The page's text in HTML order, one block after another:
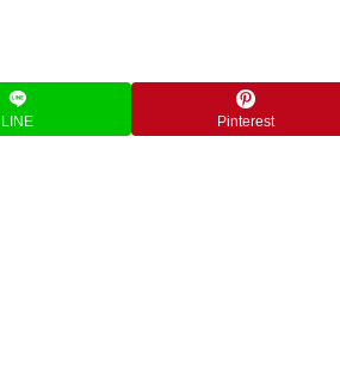
LINE Pinterest